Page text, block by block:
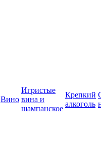
Вино
Игристые
вина и
шампанское
Крепкий
алкоголь